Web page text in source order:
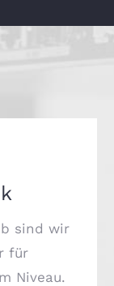
sind wir
für
Niveau.